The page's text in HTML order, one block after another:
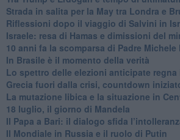
Strada in salita per la May tra Londra e
Riflessioni dopo il viaggio di Salvini in
Israele: resa di Hamas e dimissioni del
10 anni fa la scomparsa di Padre
In Brasile è il momento della verità
Lo spettro delle elezioni anticipate regna
Grecia fuori dalla crisi, countdown
La mutazione libica e la situazione in
18 luglio, il giorno di Mandela
Il Papa a Bari: il dialogo sfida
Il Mondiale in Russia e il ruolo di Putin